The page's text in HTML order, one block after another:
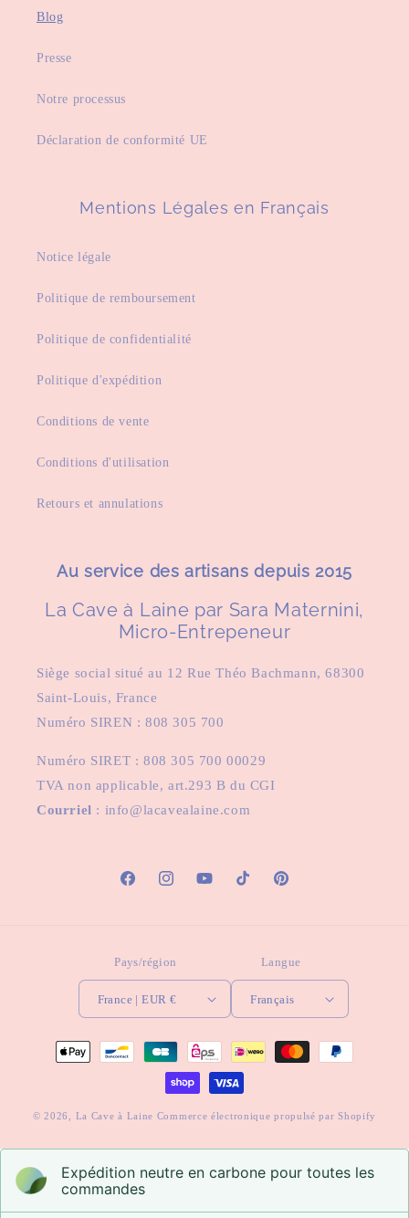
Blog
Presse
Notre processus
Déclaration de conformité UE
Mentions Légales en Français
Notice légale
Politique de remboursement
Politique de confidentialité
Politique d'expédition
Conditions de vente
Conditions d'utilisation
Retours et annulations
Au service des artisans depuis 2015
La Cave à Laine par Sara Maternini,
Micro-Entrepeneur
Siège social situé au 12 Rue Théo Bachmann, 68300
Saint-Louis, France
Numéro SIREN : 808 305 700
Numéro SIRET : 808 305 700 00029
TVA non applicable, art.293 B du CGI
Courriel : info@lacavealaine.com
FacebookInstagramYouTubeTikTok Pinterest
Pays/région
France | EUR €
Langue
Français
Moyens
© 2026, La Cave à Laine Commerce électronique propulsé par Shopify
Expédition neutre en carbone pour toutes les
commandes